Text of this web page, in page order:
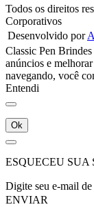
Todos os direitos
Corporativos
Desenvolvido por
Classic Pen
anúncios e
navegando, você
Entendi
Ok
ESQUECEU SUA
Digite seu e-mail de
ENVIAR